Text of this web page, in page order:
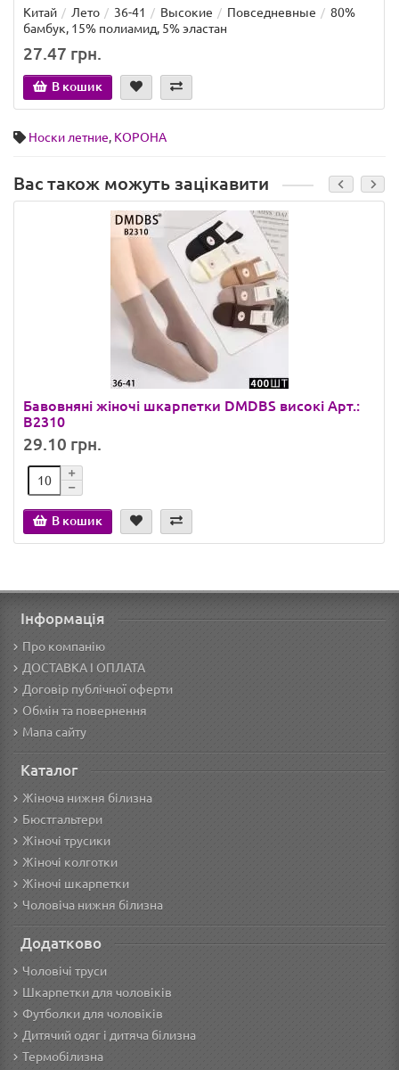
Китай Лето 36-41 Высокие Повседневные
80%
бамбук, 15% полиамид, 5% эластан
27.47 грн.
В кошик
Носки летние, КОРОНА
Вас також можуть зацікавити
Бавовняні жіночі шкарпетки DMDBS високі Арт.:
B2310
29.10 грн.
В кошик
Інформація
Про компанію
ДОСТАВКА І ОПЛАТА
Договір публічної оферти
Обмін та повернення
Мапа сайту
Каталог
Жіноча нижня білизна
Бюстгальтери
Жіночі трусики
Жіночі колготки
Жіночі шкарпетки
Чоловіча нижня білизна
Додатково
Чоловічі труси
Шкарпетки для чоловіків
Футболки для чоловіків
Дитячий одяг і дитяча білизна
Термобілизна